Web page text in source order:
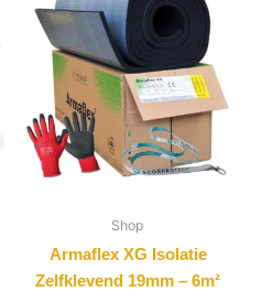
Shop
Armaflex XG Isolatie
Zelfklevend 19mm – 6m²